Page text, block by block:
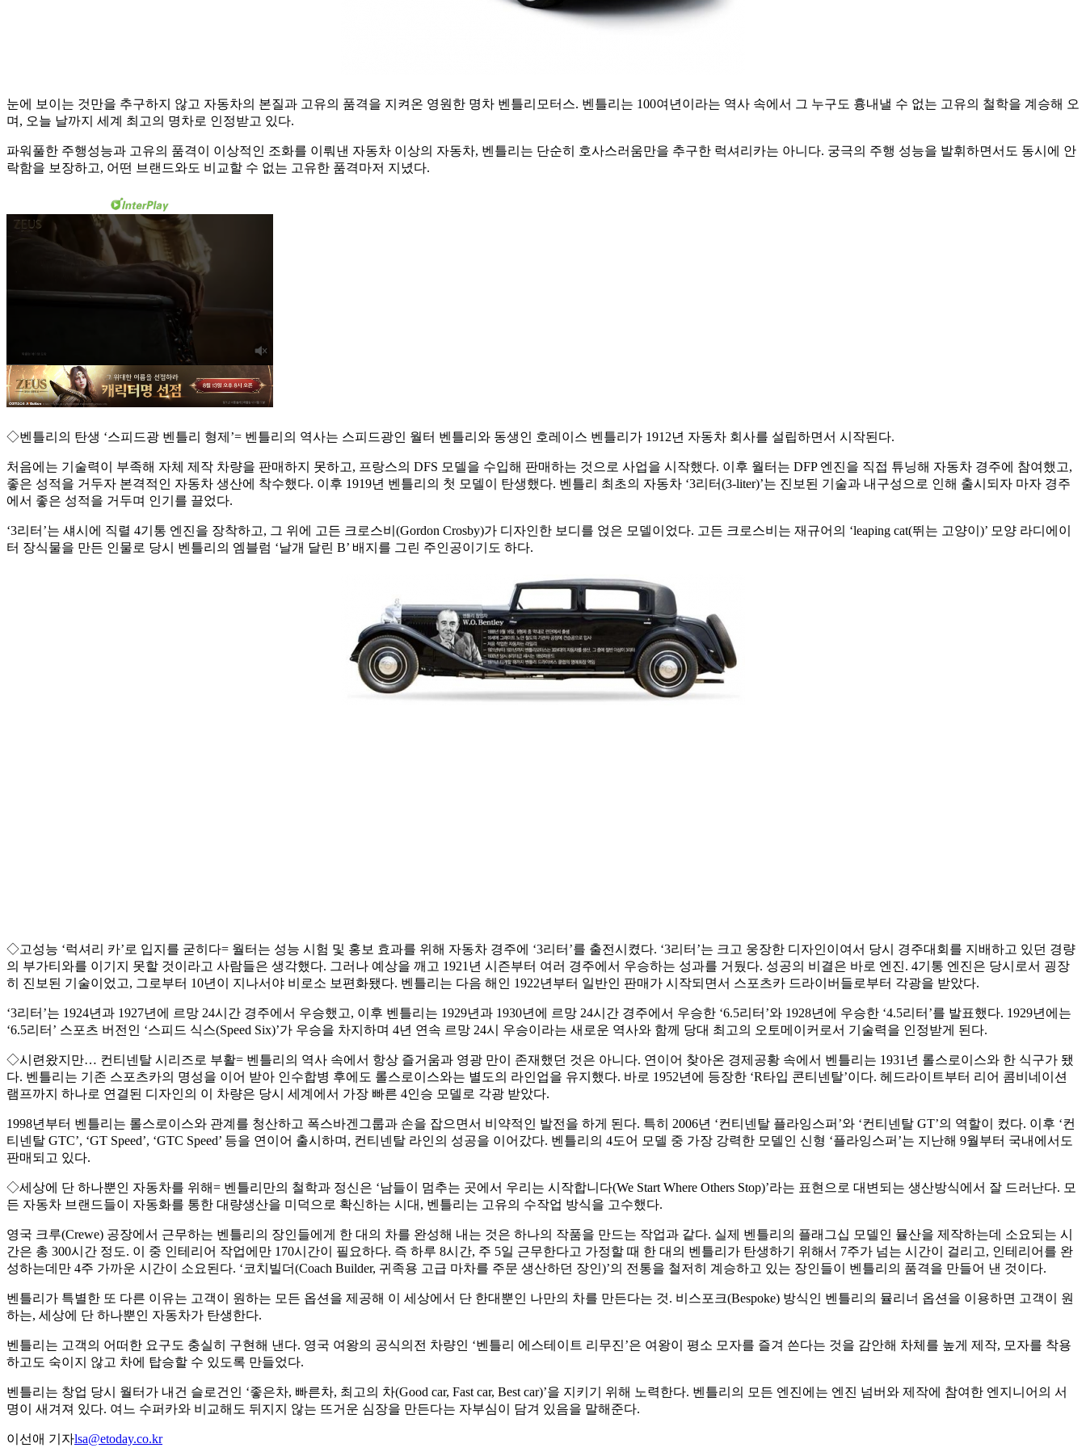
눈에 보이는 것만을 추구하지 않고 자동차의 본질과 고유의 품격을 지켜온 영원한 명차 벤틀리모터스. 벤틀리는 100여년이라는 역사 속에서 그 누구도 흉내낼 수 없는 고유의 철학을 계승해 오
며, 오늘 날까지 세계 최고의 명차로 인정받고 있다.
파워풀한 주행성능과 고유의 품격이 이상적인 조화를 이뤄낸 자동차 이상의 자동차, 벤틀리는 단순히 호사스러움만을 추구한 럭셔리카는 아니다. 궁극의 주행 성능을 발휘하면서도 동시에 안
락함을 보장하고, 어떤 브랜드와도 비교할 수 없는 고유한 품격마저 지녔다.
◇벤틀리의 탄생 ‘스피드광 벤틀리 형제’= 벤틀리의 역사는 스피드광인 월터 벤틀리와 동생인 호레이스 벤틀리가 1912년 자동차 회사를 설립하면서 시작된다.
처음에는 기술력이 부족해 자체 제작 차량을 판매하지 못하고, 프랑스의 DFS 모델을 수입해 판매하는 것으로 사업을 시작했다. 이후 월터는 DFP 엔진을 직접 튜닝해 자동차 경주에 참여했고,
좋은 성적을 거두자 본격적인 자동차 생산에 착수했다. 이후 1919년 벤틀리의 첫 모델이 탄생했다. 벤틀리 최초의 자동차 ‘3리터(3-liter)’는 진보된 기술과 내구성으로 인해 출시되자 마자 경주
에서 좋은 성적을 거두며 인기를 끌었다.
‘3리터’는 섀시에 직렬 4기통 엔진을 장착하고, 그 위에 고든 크로스비(Gordon Crosby)가 디자인한 보디를 얹은 모델이었다. 고든 크로스비는 재규어의 ‘leaping cat(뛰는 고양이)’ 모양 라디에이
터 장식물을 만든 인물로 당시 벤틀리의 엠블럼 ‘날개 달린 B’ 배지를 그린 주인공이기도 하다.
◇고성능 ‘럭셔리 카’로 입지를 굳히다= 월터는 성능 시험 및 홍보 효과를 위해 자동차 경주에 ‘3리터’를 출전시켰다. ‘3리터’는 크고 웅장한 디자인이여서 당시 경주대회를 지배하고 있던 경량
의 부가티와를 이기지 못할 것이라고 사람들은 생각했다. 그러나 예상을 깨고 1921년 시즌부터 여러 경주에서 우승하는 성과를 거뒀다. 성공의 비결은 바로 엔진. 4기통 엔진은 당시로서 굉장
히 진보된 기술이었고, 그로부터 10년이 지나서야 비로소 보편화됐다. 벤틀리는 다음 해인 1922년부터 일반인 판매가 시작되면서 스포츠카 드라이버들로부터 각광을 받았다.
‘3리터’는 1924년과 1927년에 르망 24시간 경주에서 우승했고, 이후 벤틀리는 1929년과 1930년에 르망 24시간 경주에서 우승한 ‘6.5리터’와 1928년에 우승한 ‘4.5리터’를 발표했다. 1929년에는
‘6.5리터’ 스포츠 버전인 ‘스피드 식스(Speed Six)’가 우승을 차지하며 4년 연속 르망 24시 우승이라는 새로운 역사와 함께 당대 최고의 오토메이커로서 기술력을 인정받게 된다.
◇시련왔지만… 컨티넨탈 시리즈로 부활= 벤틀리의 역사 속에서 항상 즐거움과 영광 만이 존재했던 것은 아니다. 연이어 찾아온 경제공황 속에서 벤틀리는 1931년 롤스로이스와 한 식구가 됐
다. 벤틀리는 기존 스포츠카의 명성을 이어 받아 인수합병 후에도 롤스로이스와는 별도의 라인업을 유지했다. 바로 1952년에 등장한 ‘R타입 콘티넨탈’이다. 헤드라이트부터 리어 콤비네이션
램프까지 하나로 연결된 디자인의 이 차량은 당시 세계에서 가장 빠른 4인승 모델로 각광 받았다.
1998년부터 벤틀리는 롤스로이스와 관계를 청산하고 폭스바겐그룹과 손을 잡으면서 비약적인 발전을 하게 된다. 특히 2006년 ‘컨티넨탈 플라잉스퍼’와 ‘컨티넨탈 GT’의 역할이 컸다. 이후 ‘컨
티넨탈 GTC’, ‘GT Speed’, ‘GTC Speed’ 등을 연이어 출시하며, 컨티넨탈 라인의 성공을 이어갔다. 벤틀리의 4도어 모델 중 가장 강력한 모델인 신형 ‘플라잉스퍼’는 지난해 9월부터 국내에서도
판매되고 있다.
◇세상에 단 하나뿐인 자동차를 위해= 벤틀리만의 철학과 정신은 ‘남들이 멈추는 곳에서 우리는 시작합니다(We Start Where Others Stop)’라는 표현으로 대변되는 생산방식에서 잘 드러난다. 모
든 자동차 브랜드들이 자동화를 통한 대량생산을 미덕으로 확신하는 시대, 벤틀리는 고유의 수작업 방식을 고수했다.
영국 크루(Crewe) 공장에서 근무하는 벤틀리의 장인들에게 한 대의 차를 완성해 내는 것은 하나의 작품을 만드는 작업과 같다. 실제 벤틀리의 플래그십 모델인 뮬산을 제작하는데 소요되는 시
간은 총 300시간 정도. 이 중 인테리어 작업에만 170시간이 필요하다. 즉 하루 8시간, 주 5일 근무한다고 가정할 때 한 대의 벤틀리가 탄생하기 위해서 7주가 넘는 시간이 걸리고, 인테리어를 완
성하는데만 4주 가까운 시간이 소요된다. ‘코치빌더(Coach Builder, 귀족용 고급 마차를 주문 생산하던 장인)’의 전통을 철저히 계승하고 있는 장인들이 벤틀리의 품격을 만들어 낸 것이다.
벤틀리가 특별한 또 다른 이유는 고객이 원하는 모든 옵션을 제공해 이 세상에서 단 한대뿐인 나만의 차를 만든다는 것. 비스포크(Bespoke) 방식인 벤틀리의 뮬리너 옵션을 이용하면 고객이 원
하는, 세상에 단 하나뿐인 자동차가 탄생한다.
벤틀리는 고객의 어떠한 요구도 충실히 구현해 낸다. 영국 여왕의 공식의전 차량인 ‘벤틀리 에스테이트 리무진’은 여왕이 평소 모자를 즐겨 쓴다는 것을 감안해 차체를 높게 제작, 모자를 착용
하고도 숙이지 않고 차에 탑승할 수 있도록 만들었다.
벤틀리는 창업 당시 월터가 내건 슬로건인 ‘좋은차, 빠른차, 최고의 차(Good car, Fast car, Best car)’을 지키기 위해 노력한다. 벤틀리의 모든 엔진에는 엔진 넘버와 제작에 참여한 엔지니어의 서
명이 새겨져 있다. 여느 수퍼카와 비교해도 뒤지지 않는 뜨거운 심장을 만든다는 자부심이 담겨 있음을 말해준다.
이선애 기자lsa@etoday.co.kr